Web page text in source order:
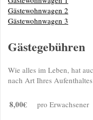
Gästewohnwagen 2
Gästewohnwagen 3
Gästegebühren
Wie alles im Leben, hat
nach Art Ihres
8,00€ pro Erwachsener